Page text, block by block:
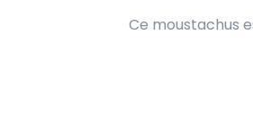
Ce moustachus